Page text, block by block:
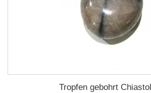
Tropfen gebohrt